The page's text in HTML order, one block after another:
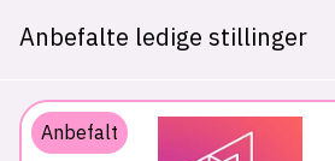
Anbefalte ledige stillinger
Anbefalt